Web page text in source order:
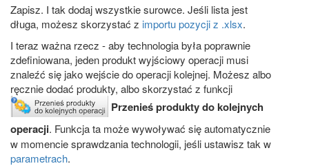
Zapisz. I tak dodaj wszystkie surowce. Jeśli lista jest
długa, możesz skorzystać z importu pozycji z .xlsx.
I teraz ważna rzecz - aby technologia była poprawnie
zdefiniowana, jeden produkt wyjściowy operacji musi
znaleźć się jako wejście do operacji kolejnej. Możesz albo
ręcznie dodać produkty, albo skorzystać z funkcji
Przenieś produkty do kolejnych
operacji. Funkcja ta może wywoływać się automatycznie
w momencie sprawdzania technologii, jeśli ustawisz tak w
parametrach.